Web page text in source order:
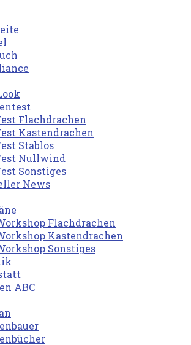
Flachdrachen
Kastendrachen
Stablos
Nullwind
Sonstiges
News
Flachdrachen
Kastendrachen
Sonstiges
ABC